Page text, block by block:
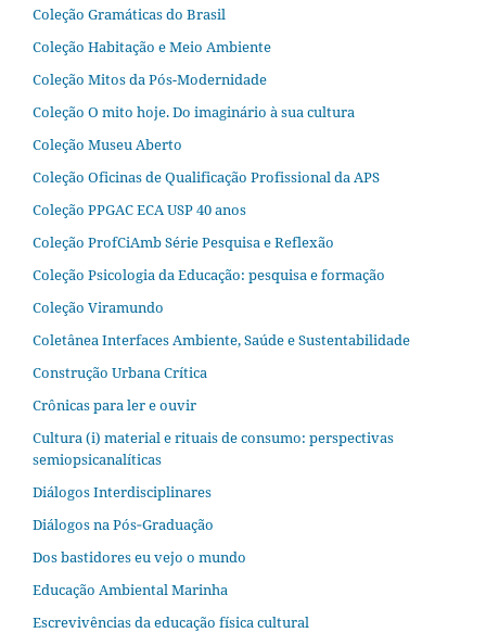
Coleção Gramáticas do Brasil
Coleção Habitação e Meio Ambiente
Coleção Mitos da Pós-Modernidade
Coleção O mito hoje. Do imaginário à sua cultura
Coleção Museu Aberto
Coleção Oficinas de Qualificação Profissional da APS
Coleção PPGAC ECA USP 40 anos
Coleção ProfCiAmb Série Pesquisa e Reflexão
Coleção Psicologia da Educação: pesquisa e formação
Coleção Viramundo
Coletânea Interfaces Ambiente, Saúde e Sustentabilidade
Construção Urbana Crítica
Crônicas para ler e ouvir
Cultura (i) material e rituais de consumo: perspectivas
semiopsicanalíticas
Diálogos Interdisciplinares
Diálogos na Pós‐Graduação
Dos bastidores eu vejo o mundo
Educação Ambiental Marinha
Escrevivências da educação física cultural